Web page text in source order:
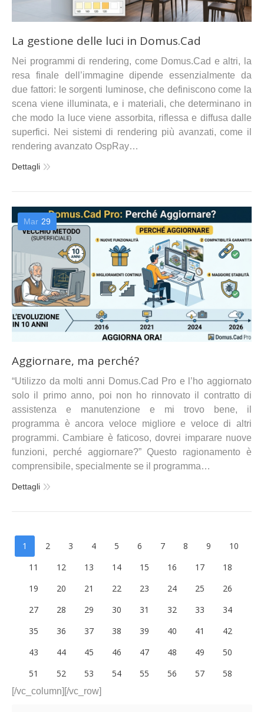
La gestione delle luci in Domus.Cad
Nei programmi di rendering, come Domus.Cad e altri, la
resa finale dell’immagine dipende essenzialmente da
due fattori: le sorgenti luminose, che definiscono come la
scena viene illuminata, e i materiali, che determinano in
che modo la luce viene assorbita, riflessa e diffusa dalle
superfici. Nei sistemi di rendering più avanzati, come il
rendering avanzato OspRay…
Dettagli
Mar 29
Aggiornare, ma perché?
“Utilizzo da molti anni Domus.Cad Pro e l’ho aggiornato
solo il primo anno, poi non ho rinnovato il contratto di
assistenza e manutenzione e mi trovo bene, il
programma è ancora veloce migliore e veloce di altri
programmi. Cambiare è faticoso, dovrei imparare nuove
funzioni, perché aggiornare?” Questo ragionamento è
comprensibile, specialmente se il programma…
Dettagli
1 2 3 4 5 6 7 8 9
10
11
12 13 14 15 16 17
18
19
20 21 22 23 24 25
26
27
28 29 30 31 32 33
34
35
36 37 38 39 40 41
42
43
44 45 46 47 48 49
50
51
52 53 54 55 56 57 58
[/vc_column][/vc_row]